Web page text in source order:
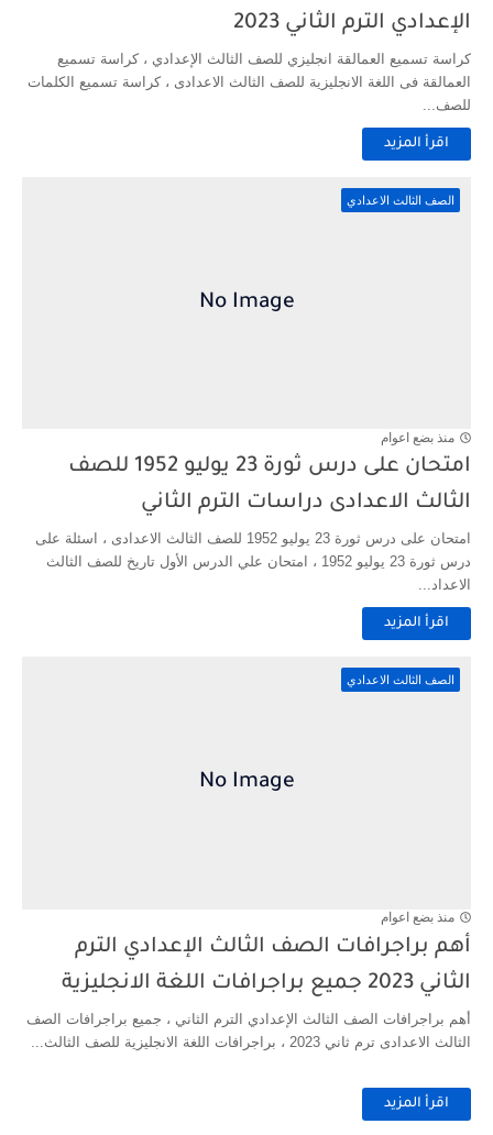
الإعدادي الترم الثاني 2023
كراسة تسميع العمالقة انجليزي للصف الثالث الإعدادي ، كراسة تسميع
العمالقة فى اللغة الانجليزية للصف الثالث الاعدادى ، كراسة تسميع الكلمات
للصف...
اقرأ المزيد
الصف الثالث الاعدادي
منذ بضع اعوام
امتحان على درس ثورة 23 يوليو 1952 للصف
الثالث الاعدادى دراسات الترم الثاني
امتحان على درس ثورة 23 يوليو 1952 للصف الثالث الاعدادى ، اسئلة على
درس ثورة 23 يوليو 1952 ، امتحان علي الدرس الأول تاريخ للصف الثالث
الاعداد...
اقرأ المزيد
الصف الثالث الاعدادي
منذ بضع اعوام
أهم براجرافات الصف الثالث الإعدادي الترم
الثاني 2023 جميع براجرافات اللغة الانجليزية
أهم براجرافات الصف الثالث الإعدادي الترم الثاني ، جميع براجرافات الصف
الثالث الاعدادى ترم ثاني 2023 ، براجرافات اللغة الانجليزية للصف الثالث...
اقرأ المزيد